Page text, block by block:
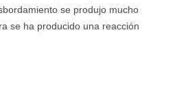
se produjo mucho
se ha producido una reacción